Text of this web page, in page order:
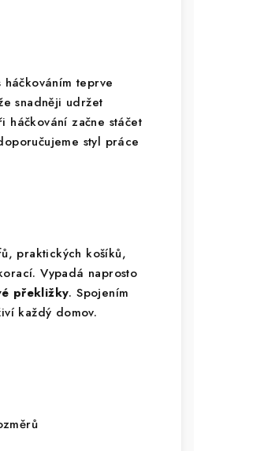
háčkováním teprve
snadněji udržet
háčkování začne stáčet
styl práce
praktických košíků,
Vypadá naprosto
překližky. Spojením
každý domov.